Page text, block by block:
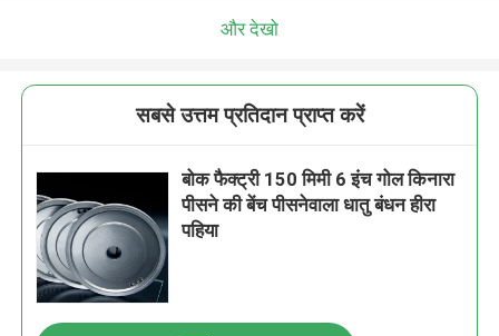
एक संदेश छोड़ें
और देखो
सबसे उत्तम प्रतिदान प्राप्त करें
बोक फैक्ट्री 150 मिमी 6 इंच गोल किनारा
पीसने की बेंच पीसनेवाला धातु बंधन हीरा
पहिया